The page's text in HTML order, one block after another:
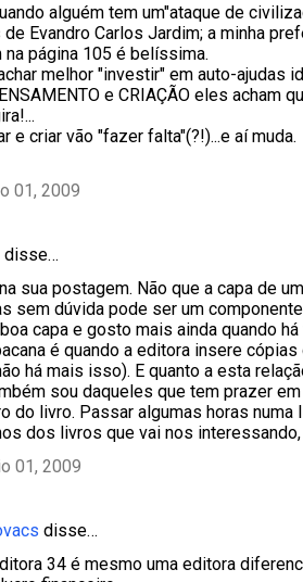
alguém tem um"ataque de
Evandro Carlos Jardim; a minha
página 105 é belíssima.
melhor "investir" em auto-ajudas
e CRIAÇÃO eles acham
e criar vão "fazer falta"(?!)...e aí muda.
01, 2009
disse…
sua postagem. Não que a capa de
sem dúvida pode ser um
capa e gosto mais ainda quando
é quando a editora insere
há mais isso). E quanto a esta
sou daqueles que tem prazer
do livro. Passar algumas horas
dos livros que vai nos
01, 2009
disse…
34 é mesmo uma editora